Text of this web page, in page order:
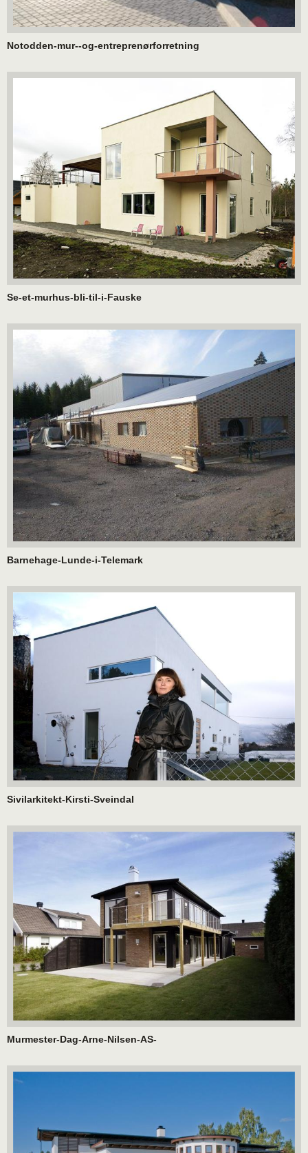
Notodden-mur--og-entreprenørforretning
Se-et-murhus-bli-til-i-Fauske
Barnehage-Lunde-i-Telemark
Sivilarkitekt-Kirsti-Sveindal
Murmester-Dag-Arne-Nilsen-AS-